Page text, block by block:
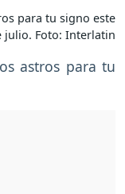
para tu signo este
julio. Foto: Interlatin
astros para tu